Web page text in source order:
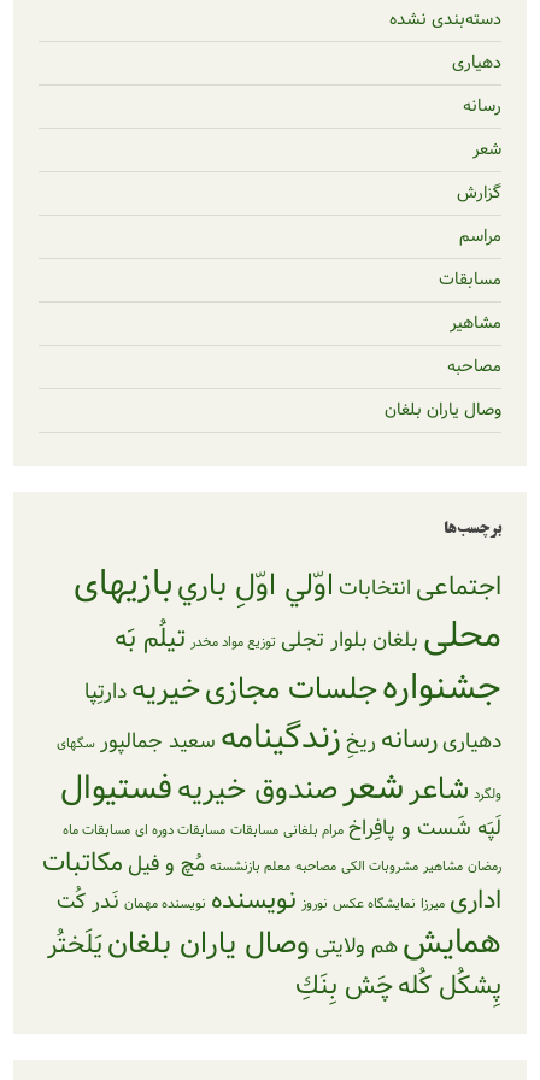
انتخاباتاوّلي اوّلِ باريبازیهای
بلغانبلوار تجلی توزیع مواد مخدر تيلُم بَه
جلسات مجازیخیریهدارتِپا
ريخِزندگینامهسعید جمالپور سگهای
شعرصندوق خیریهفستیوال
پافِراخ مرام بلغانی مسابقات مسابقات دوره ای مسابقات ماه
مشروبات الکی مصاحبه معلم بازنشسته مُچ و فيلمکاتبات
نمایشگاه عکس نوروز نویسنده نویسنده مهمان نَدر كُت
هم ولایتیوصال یاران بلغانيَلَختُر
چَش بِنَكِ